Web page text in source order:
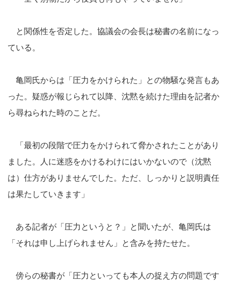
と関係性を否定した。協議会の会長は秘書の名前になっ
ている。
亀岡氏からは「圧力をかけられた」との物騒な発言もあ
った。疑惑が報じられて以降、沈黙を続けた理由を記者か
ら尋ねられた時のことだ。
「最初の段階で圧力をかけられて脅かされたことがあり
ました。人に迷惑をかけるわけにはいかないので（沈黙
は）仕方がありませんでした。ただ、しっかりと説明責任
は果たしていきます」
ある記者が「圧力というと？」と聞いたが、亀岡氏は
「それは申し上げられません」と含みを持たせた。
傍らの秘書が「圧力といっても本人の捉え方の問題です